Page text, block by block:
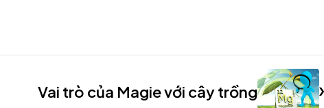
Vai trò của Magie với cây trồng